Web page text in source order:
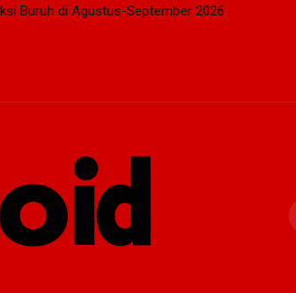
Buruh di Agustus-September 2026